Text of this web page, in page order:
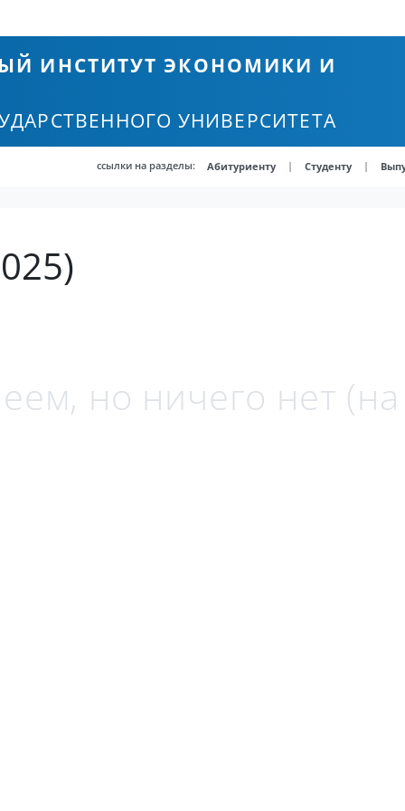
ИНСТИТУТ ЭКОНОМИКИ И
УНИВЕРСИТЕТА
ссылки на разделы: Абитуриенту | Студенту |
но ничего нет